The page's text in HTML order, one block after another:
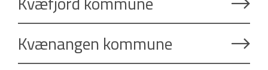
Kvænangen kommune